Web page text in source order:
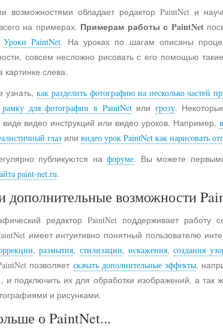
возможностями обладает редактор PaintNet и
на примерах. Примерам работы с PaintNet
Уроки PaintNet. На уроках по шагам описаны
совсем несложно рисовать с его помощью
картинке слева.
узнать,как разделить фотографию на несколько частей
рамку для фотографии в PaintNetили грозу.
виде видео инструкций или видео уроков. Например,
глаз или видео урок PaintNet как нарисовать
публикуются нафоруме. Вы можете
paint-net.ru.
возможности
редактор PaintNet поддерживает работу
имеет интуитивно понятный пользователю
,размытия, стилизации, искажения,создания
позволяет скачать дополнительные эффекты,
и подключить их для обработки изображений, а
и рисунками.
о PaintNet...